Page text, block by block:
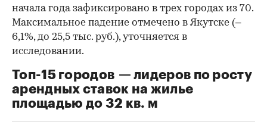
00:00 / 00:00
начала года зафиксировано в трех городах из 70.
Максимальное падение отмечено в Якутске (–
6,1%, до 25,5 тыс. руб.), уточняется в
исследовании.
Топ-15 городов — лидеров по росту
арендных ставок на жилье
площадью до 32 кв. м